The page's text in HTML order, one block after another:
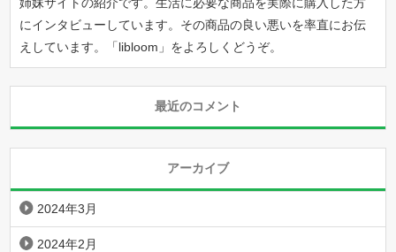
姉妹サイトの紹介です。生活に必要な商品を実際に購入した方
にインタビューしています。その商品の良い悪いを率直にお伝
えしています。「libloom 」をよろしくどうぞ。
最近のコメント
アーカイブ
2024年3月
2024年2月